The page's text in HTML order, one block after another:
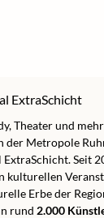
ExtraSchicht
Theater und
der Metropole
Seit
kulturellen
Erbe der
rund 2.000